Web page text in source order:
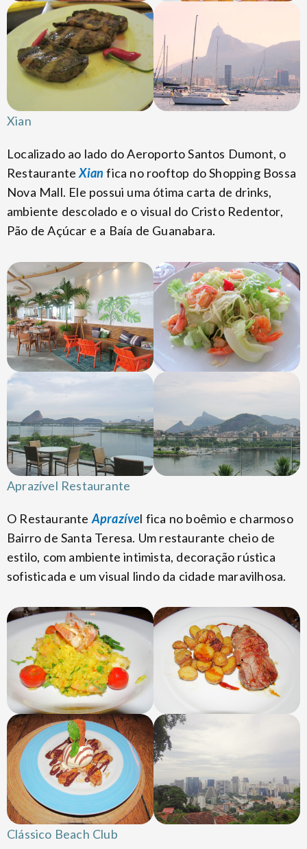
Xian
Localizado ao lado do Aeroporto Santos Dumont, o
RestauranteXian fica no rooftop do Shopping Bossa
Nova Mall. Ele possui uma ótima carta de drinks,
ambiente descolado e o visual do Cristo Redentor,
Pão de Açúcar e a Baía de Guanabara.
Aprazível Restaurante
O Restaurante Aprazível fica no boêmio e charmoso
Bairro de Santa Teresa. Um restaurante cheio de
estilo, com ambiente intimista, decoração rústica
sofisticada e um visual lindo da cidade maravilhosa.
Clássico Beach Club